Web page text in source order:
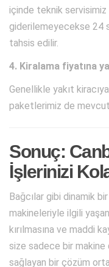
içinde teknik servisimiz
giderilemeyecekse 24
tahsis edilir.
4. Kiralama fiyatına
Genellikle yakıt
paketlerimiz de
Sonuç:
İşlerinizi
Bağcılar gibi dinamik
makineleriyle ilgili
kırılmasına ve maddi
size sadece bir makine
sağlayan bir çözüm